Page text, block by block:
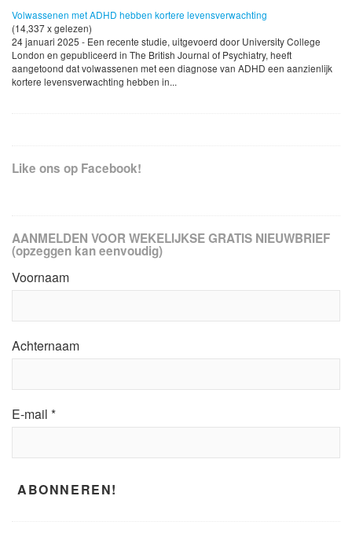
Volwassenen met ADHD hebben kortere levensverwachting
(14,337 x gelezen)
24 januari 2025 - Een recente studie, uitgevoerd door University College
London en gepubliceerd in The British Journal of Psychiatry, heeft
aangetoond dat volwassenen met een diagnose van ADHD een aanzienlijk
kortere levensverwachting hebben in...
Like ons op Facebook!
AANMELDEN VOOR WEKELIJKSE GRATIS NIEUWBRIEF
(opzeggen kan eenvoudig)
Voornaam
Achternaam
E-mail *